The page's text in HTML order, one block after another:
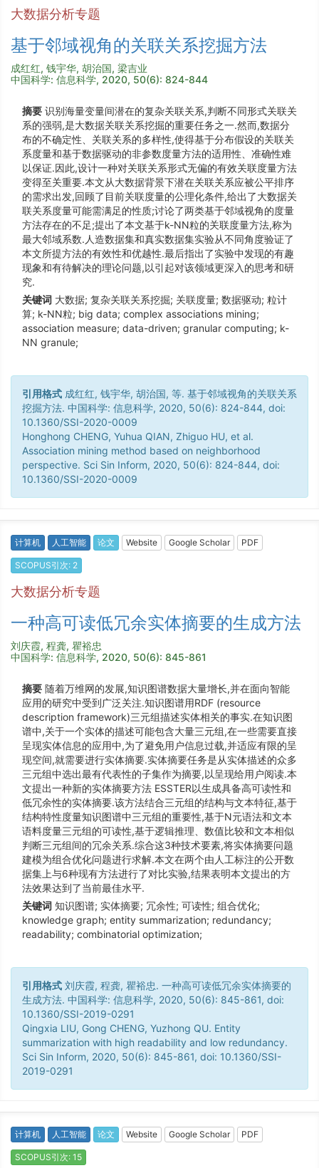
大数据分析专题
基于邻域视角的关联关系挖掘方法
成红红, 钱宇华, 胡治国, 梁吉业
中国科学: 信息科学, 2020, 50(6): 824-844
摘要 识别海量变量间潜在的复杂关联关系,判断不同形式关联关
系的强弱,是大数据关联关系挖掘的重要任务之一.然而,数据分
布的不确定性、关联关系的多样性,使得基于分布假设的关联关
系度量和基于数据驱动的非参数度量方法的适用性、准确性难
以保证.因此,设计一种对关联关系形式无偏的有效关联度量方法
变得至关重要.本文从大数据背景下潜在关联关系应被公平排序
的需求出发,回顾了目前关联度量的公理化条件,给出了大数据关
联关系度量可能需满足的性质;讨论了两类基于邻域视角的度量
方法存在的不足;提出了本文基于k-NN粒的关联度量方法,称为
最大邻域系数.人造数据集和真实数据集实验从不同角度验证了
本文所提方法的有效性和优越性.最后指出了实验中发现的有趣
现象和有待解决的理论问题,以引起对该领域更深入的思考和研
究.
关键词 大数据; 复杂关联关系挖掘; 关联度量; 数据驱动; 粒计
算; k-NN粒; big data; complex associations mining;
association measure; data-driven; granular computing; k-
NN granule;
引用格式 成红红, 钱宇华, 胡治国, 等. 基于邻域视角的关联关系
挖掘方法. 中国科学: 信息科学, 2020, 50(6): 824-844, doi:
10.1360/SSI-2020-0009
Honghong CHENG, Yuhua QIAN, Zhiguo HU, et al.
Association mining method based on neighborhood
perspective. Sci Sin Inform, 2020, 50(6): 824-844, doi:
10.1360/SSI-2020-0009
计算机 人工智能 论文 Website Google Scholar PDF
SCOPUS引次: 2
大数据分析专题
一种高可读低冗余实体摘要的生成方法
刘庆霞, 程龚, 瞿裕忠
中国科学: 信息科学, 2020, 50(6): 845-861
摘要 随着万维网的发展,知识图谱数据大量增长,并在面向智能
应用的研究中受到广泛关注.知识图谱用RDF (resource
description framework)三元组描述实体相关的事实.在知识图
谱中,关于一个实体的描述可能包含大量三元组,在一些需要直接
呈现实体信息的应用中,为了避免用户信息过载,并适应有限的呈
现空间,就需要进行实体摘要.实体摘要任务是从实体描述的众多
三元组中选出最有代表性的子集作为摘要,以呈现给用户阅读.本
文提出一种新的实体摘要方法 ESSTER以生成具备高可读性和
低冗余性的实体摘要.该方法结合三元组的结构与文本特征,基于
结构特性度量知识图谱中三元组的重要性,基于N元语法和文本
语料度量三元组的可读性,基于逻辑推理、数值比较和文本相似
判断三元组间的冗余关系.综合这3种技术要素,将实体摘要问题
建模为组合优化问题进行求解.本文在两个由人工标注的公开数
据集上与6种现有方法进行了对比实验,结果表明本文提出的方
法效果达到了当前最佳水平.
关键词 知识图谱; 实体摘要; 冗余性; 可读性; 组合优化;
knowledge graph; entity summarization; redundancy;
readability; combinatorial optimization;
引用格式 刘庆霞, 程龚, 瞿裕忠. 一种高可读低冗余实体摘要的
生成方法. 中国科学: 信息科学, 2020, 50(6): 845-861, doi:
10.1360/SSI-2019-0291
Qingxia LIU, Gong CHENG, Yuzhong QU. Entity
summarization with high readability and low redundancy.
Sci Sin Inform, 2020, 50(6): 845-861, doi: 10.1360/SSI-
2019-0291
计算机 人工智能 论文 Website Google Scholar PDF
SCOPUS引次: 15